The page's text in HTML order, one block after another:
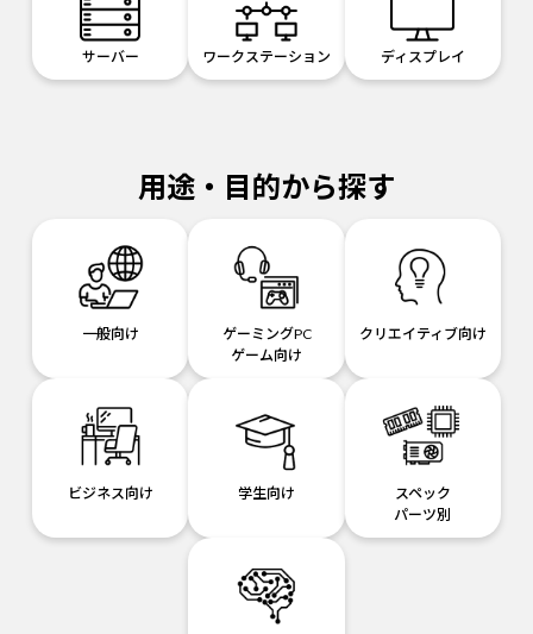
サーバー ワークステーション ディスプレイ
用途・目的から探す
一般向け
ゲーミングPC
ゲーム向け
クリエイティブ向け
ビジネス向け 学生向け
スペック
パーツ別